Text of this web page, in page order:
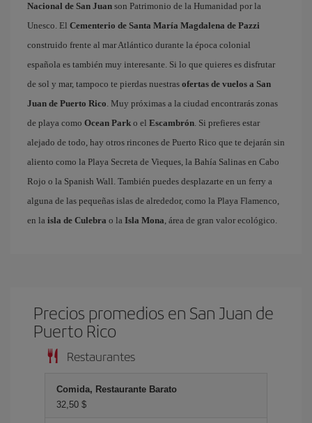
Nacional de San Juan son Patrimonio de la Humanidad por la
Unesco. El Cementerio de Santa María Magdalena de Pazzi
construido frente al mar Atlántico durante la época colonial
española es también muy interesante. Si lo que quieres es disfrutar
de sol y mar, tampoco te pierdas nuestras ofertas de vuelos a San
Juan de Puerto Rico. Muy próximas a la ciudad encontrarás zonas
de playa como Ocean Park o el Escambrón. Si prefieres estar
alejado de todo, hay otros rincones de Puerto Rico que te dejarán sin
aliento como la Playa Secreta de Vieques, la Bahía Salinas en Cabo
Rojo o la Spanish Wall. También puedes desplazarte en un ferry a
alguna de las pequeñas islas de alrededor, como la Playa Flamenco,
en la isla de Culebra o la Isla Mona, área de gran valor ecológico.
Precios promedios en San Juan de
Puerto Rico
Restaurantes
Comida, Restaurante Barato
32,50 $